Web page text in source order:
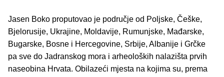
Jasen Boko proputovao je područje od Poljske, Češke,
Bjelorusije, Ukrajine, Moldavije, Rumunjske, Mađarske,
Bugarske, Bosne i Hercegovine, Srbije, Albanije i Grčke
pa sve do Jadranskog mora i arheoloških nalazišta prvih
naseobina Hrvata. Obilazeći mjesta na kojima su, prema